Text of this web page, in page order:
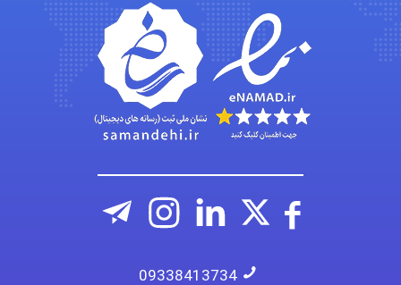
arman.m
Hasan haghparast
09338413734